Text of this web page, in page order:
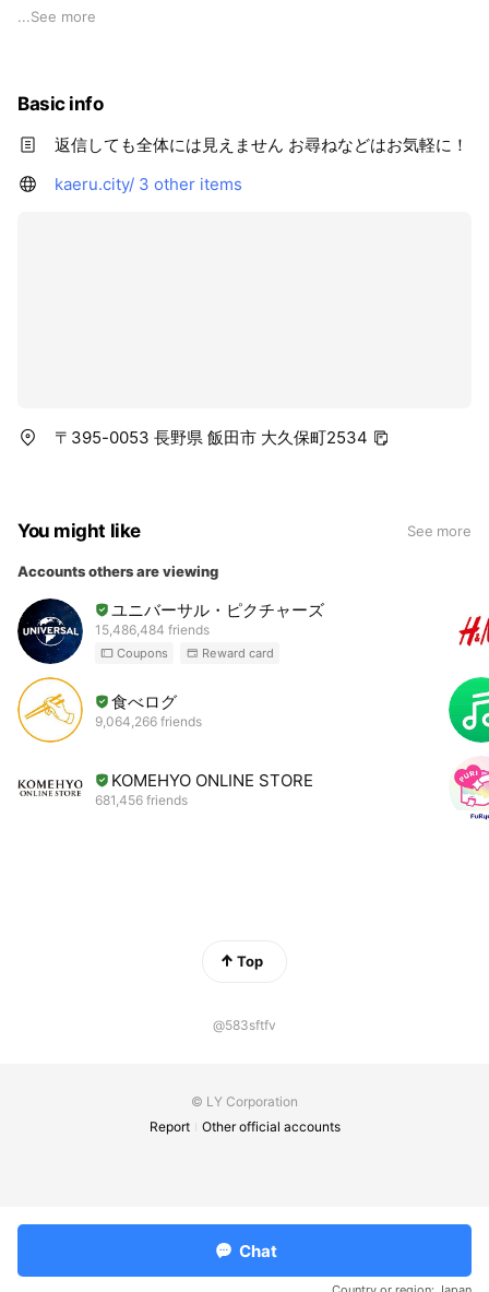
ーー
・既存インターンシップのブラッシュアップのお手伝い
・就職活動に役立つイベントの開発
などなど
ーーーーーーーーーーーーーーーーーーーーーーーーーーーー
ーー
...See more
Basic info
返信しても全体には見えません お尋ねなどはお気軽に！
kaeru.city/ 3 other items
〒395-0053 長野県 飯田市 大久保町2534
You might like See more
Accounts others are viewing
ユニバーサル・ピクチャーズ
15,486,484 friends
Coupons Reward card
食べログ
9,064,266 friends
KOMEHYO ONLINE STORE
681,456 friends
Top
@583sftfv
© LY Corporation
Report
Other official accounts
Chat